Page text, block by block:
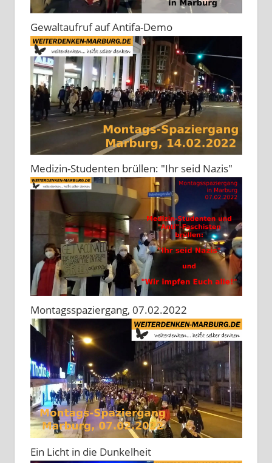
Gewaltaufruf auf Antifa-Demo
Medizin-Studenten brüllen: "Ihr seid Nazis"
Montagsspaziergang, 07.02.2022
Ein Licht in die Dunkelheit